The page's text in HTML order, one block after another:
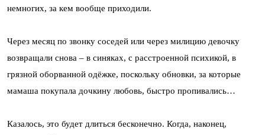
немногих, за кем вообще приходили.
Через месяц по звонку соседей или через милицию девочку
возвращали снова – в синяках, с расстроенной психикой, в
грязной оборванной одёжке, поскольку обновки, за которые
мамаша покупала дочкину любовь, быстро пропивались…
Казалось, это будет длиться бесконечно. Когда, наконец,